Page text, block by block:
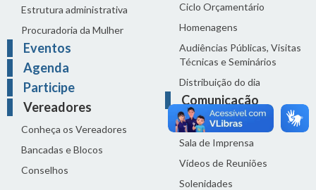
Estrutura administrativa
Procuradoria da Mulher
Eventos
Agenda
Participe
Vereadores
Conheça os Vereadores
Bancadas e Blocos
Conselhos
Ciclo Orçamentário
Homenagens
Audiências Públicas, Visitas
Técnicas e Seminários
Distribuição do dia
Comunicação
Notícias
Sala de Imprensa
Vídeos de Reuniões
Solenidades